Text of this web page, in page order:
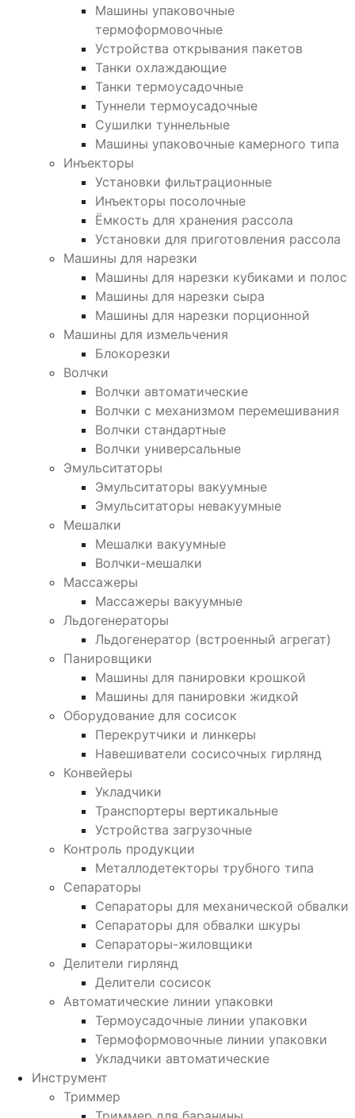
Машины упаковочные
термоформовочные
Устройства открывания пакетов
Танки охлаждающие
Танки термоусадочные
Туннели термоусадочные
Сушилки туннельные
Машины упаковочные камерного типа
Инъекторы
Установки фильтрационные
Инъекторы посолочные
Ёмкость для хранения рассола
Установки для приготовления рассола
Машины для нарезки
Машины для нарезки кубиками и полос
Машины для нарезки сыра
Машины для нарезки порционной
Машины для измельчения
Блокорезки
Волчки
Волчки автоматические
Волчки с механизмом перемешивания
Волчки стандартные
Волчки универсальные
Эмульситаторы
Эмульситаторы вакуумные
Эмульситаторы невакуумные
Мешалки
Мешалки вакуумные
Волчки-мешалки
Массажеры
Массажеры вакуумные
Льдогенераторы
Льдогенератор (встроенный агрегат)
Панировщики
Машины для панировки крошкой
Машины для панировки жидкой
Оборудование для сосисок
Перекрутчики и линкеры
Навешиватели сосисочных гирлянд
Конвейеры
Укладчики
Транспортеры вертикальные
Устройства загрузочные
Контроль продукции
Металлодетекторы трубного типа
Сепараторы
Сепараторы для механической обвалки
Сепараторы для обвалки шкуры
Сепараторы-жиловщики
Делители гирлянд
Делители сосисок
Автоматические линии упаковки
Термоусадочные линии упаковки
Термоформовочные линии упаковки
Укладчики автоматические
Инструмент
Триммер